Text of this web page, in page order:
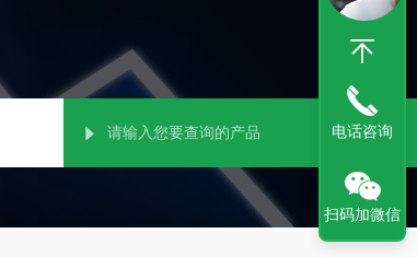
电话咨询
扫码加微信